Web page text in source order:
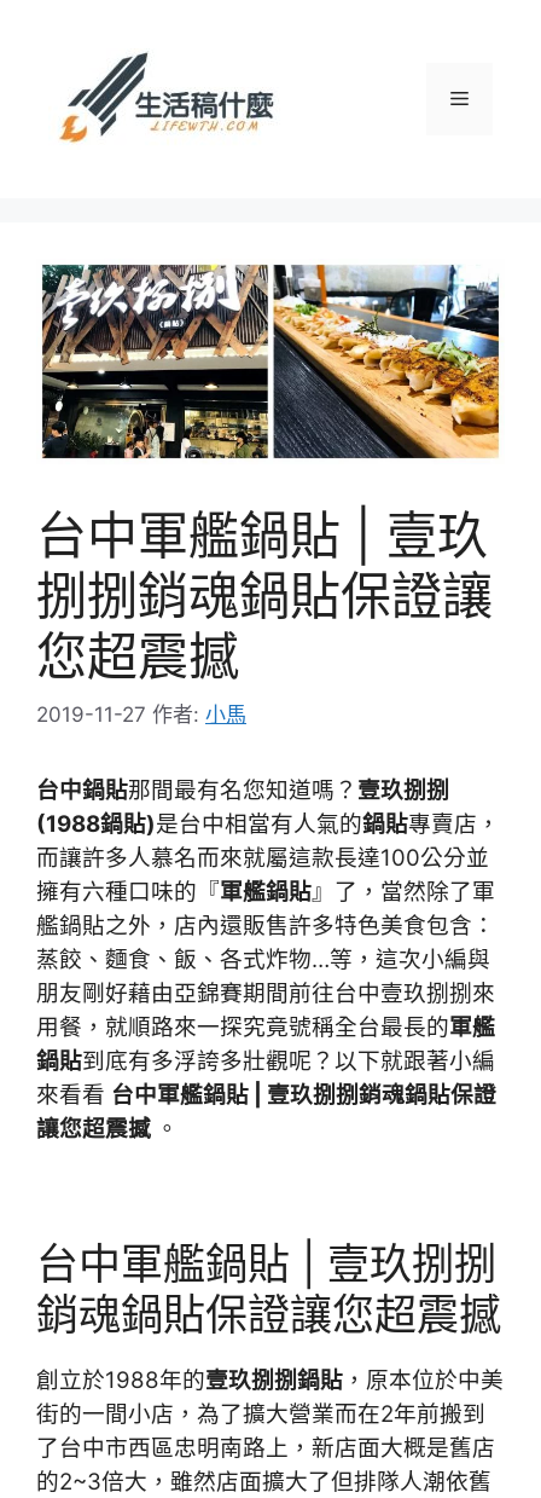
選
台中軍艦鍋貼 | 壹玖
捌捌銷魂鍋貼保證讓
您超震撼
2019-11-27 作者: 小馬
台中鍋貼那間最有名您知道嗎？ 壹玖捌捌
(1988鍋貼)是台中相當有人氣的鍋貼專賣店，
而讓許多人慕名而來就屬這款長達100公分並
擁有六種口味的『軍艦鍋貼』了，當然除了軍
艦鍋貼之外，店內還販售許多特色美食包含：
蒸餃、麵食、飯、各式炸物…等，這次小編與
朋友剛好藉由亞錦賽期間前往台中壹玖捌捌來
用餐，就順路來一探究竟號稱全台最長的軍艦
鍋貼到底有多浮誇多壯觀呢？以下就跟著小編
來看看 台中軍艦鍋貼 | 壹玖捌捌銷魂鍋貼保證
讓您超震撼 。
台中軍艦鍋貼 | 壹玖捌捌
銷魂鍋貼保證讓您超震撼
創立於1988年的壹玖捌捌鍋貼 ，原本位於中美
街的一間小店，為了擴大營業而在2年前搬到
了台中市西區忠明南路上，新店面大概是舊店
的2~3倍大，雖然店面擴大了但排隊人潮依舊